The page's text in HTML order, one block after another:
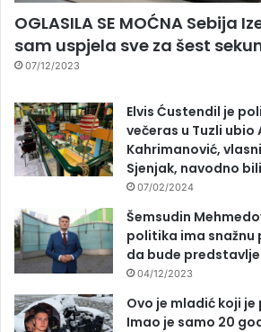
OGLASILA SE MOĆNA Sebija
sam uspjela sve za šest
07/12/2023
Elvis Ćustendil je
večeras u Tuzli ubio
Kahrimanović,
Sjenjak, navodno
07/02/2024
Šemsudin
politika ima snažnu
da bude
04/12/2023
Ovo je mladić koji
Imao je samo 20